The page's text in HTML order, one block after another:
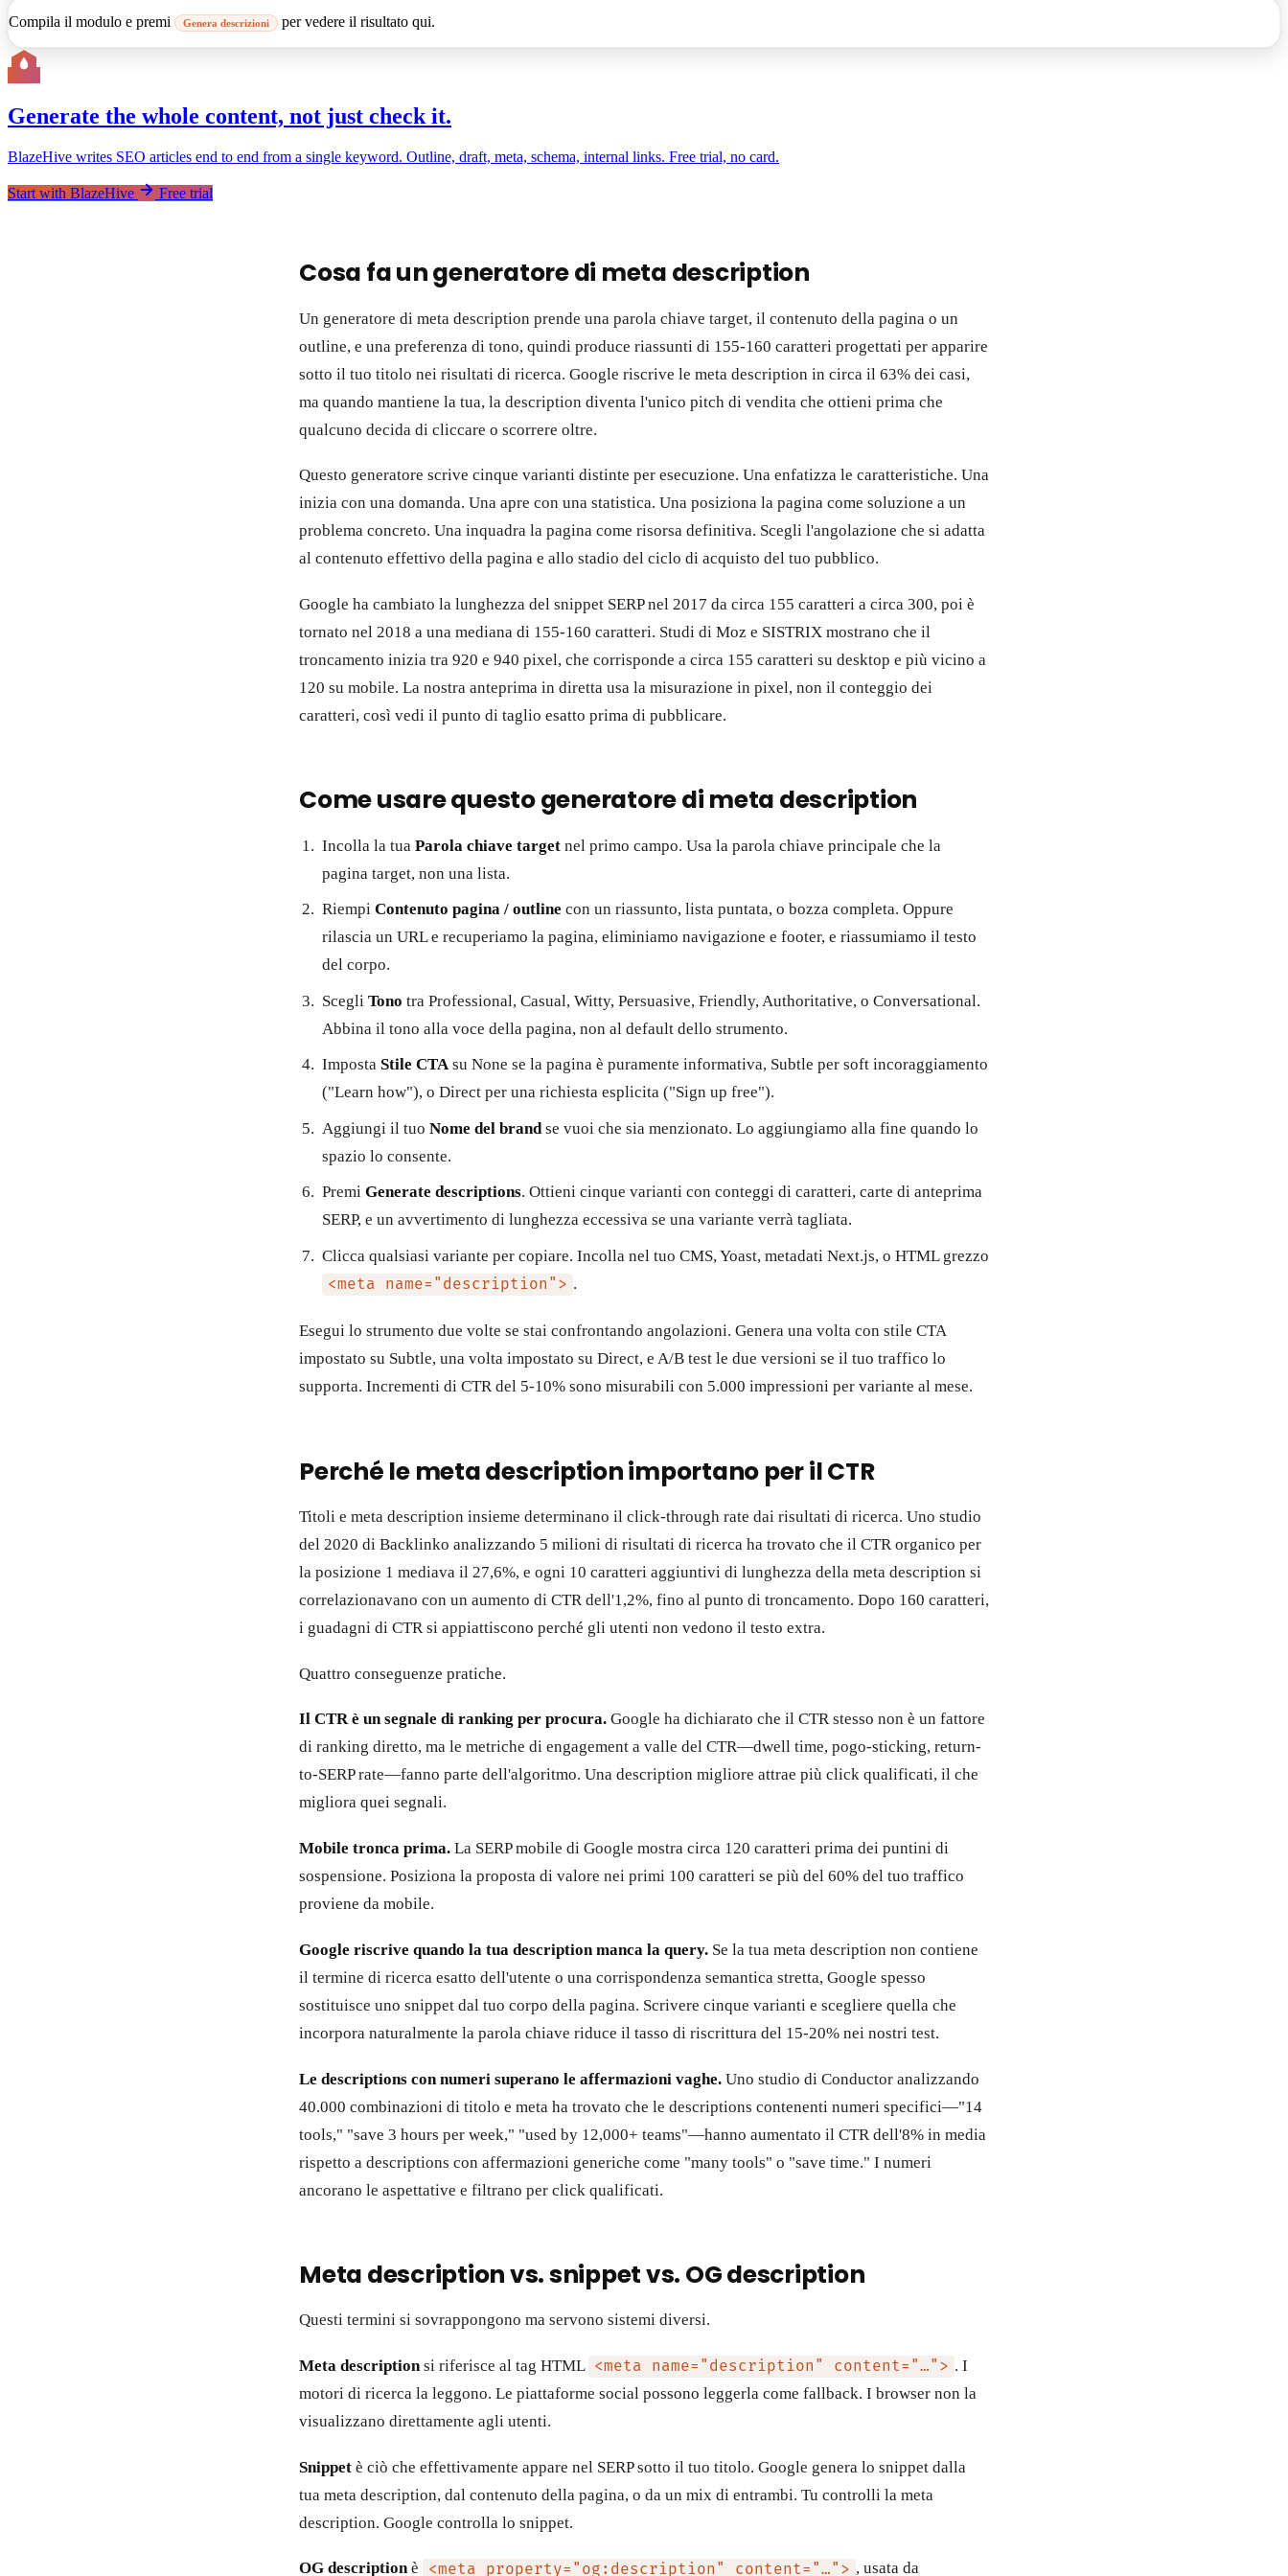
Compila il modulo e premi Genera descrizioni per vedere il risultato qui.
Generate the whole content, not just check it.
BlazeHive writes SEO articles end to end from a single keyword. Outline, draft, meta, schema, internal links. Free trial, no card.
Start with BlazeHive Free trial
Cosa fa un generatore di meta description
Un generatore di meta description prende una parola chiave target, il contenuto della pagina o un
outline, e una preferenza di tono, quindi produce riassunti di 155-160 caratteri progettati per apparire
sotto il tuo titolo nei risultati di ricerca. Google riscrive le meta description in circa il 63% dei casi,
ma quando mantiene la tua, la description diventa l'unico pitch di vendita che ottieni prima che
qualcuno decida di cliccare o scorrere oltre.
Questo generatore scrive cinque varianti distinte per esecuzione. Una enfatizza le caratteristiche. Una
inizia con una domanda. Una apre con una statistica. Una posiziona la pagina come soluzione a un
problema concreto. Una inquadra la pagina come risorsa definitiva. Scegli l'angolazione che si adatta
al contenuto effettivo della pagina e allo stadio del ciclo di acquisto del tuo pubblico.
Google ha cambiato la lunghezza del snippet SERP nel 2017 da circa 155 caratteri a circa 300, poi è
tornato nel 2018 a una mediana di 155-160 caratteri. Studi di Moz e SISTRIX mostrano che il
troncamento inizia tra 920 e 940 pixel, che corrisponde a circa 155 caratteri su desktop e più vicino a
120 su mobile. La nostra anteprima in diretta usa la misurazione in pixel, non il conteggio dei
caratteri, così vedi il punto di taglio esatto prima di pubblicare.
Come usare questo generatore di meta description
Incolla la tua Parola chiave target nel primo campo. Usa la parola chiave principale che la
pagina target, non una lista.
Riempi Contenuto pagina / outline con un riassunto, lista puntata, o bozza completa. Oppure
rilascia un URL e recuperiamo la pagina, eliminiamo navigazione e footer, e riassumiamo il testo
del corpo.
Scegli Tono tra Professional, Casual, Witty, Persuasive, Friendly, Authoritative, o Conversational.
Abbina il tono alla voce della pagina, non al default dello strumento.
Imposta Stile CTAsu None se la pagina è puramente informativa, Subtle per soft incoraggiamento
("Learn how"), o Direct per una richiesta esplicita ("Sign up free").
Aggiungi il tuo Nome del brandse vuoi che sia menzionato. Lo aggiungiamo alla fine quando lo
spazio lo consente.
Premi Generate descriptions. Ottieni cinque varianti con conteggi di caratteri, carte di anteprima
SERP, e un avvertimento di lunghezza eccessiva se una variante verrà tagliata.
Clicca qualsiasi variante per copiare. Incolla nel tuo CMS, Yoast, metadati Next.js, o HTML grezzo
<meta name="description"> .
Esegui lo strumento due volte se stai confrontando angolazioni. Genera una volta con stile CTA
impostato su Subtle, una volta impostato su Direct, e A/B test le due versioni se il tuo traffico lo
supporta. Incrementi di CTR del 5-10% sono misurabili con 5.000 impressioni per variante al mese.
Perché le meta description importano per il CTR
Titoli e meta description insieme determinano il click-through rate dai risultati di ricerca. Uno studio
del 2020 di Backlinko analizzando 5 milioni di risultati di ricerca ha trovato che il CTR organico per
la posizione 1 mediava il 27,6%, e ogni 10 caratteri aggiuntivi di lunghezza della meta description si
correlazionavano con un aumento di CTR dell'1,2%, fino al punto di troncamento. Dopo 160 caratteri,
i guadagni di CTR si appiattiscono perché gli utenti non vedono il testo extra.
Quattro conseguenze pratiche.
Il CTR è un segnale di ranking per procura. Google ha dichiarato che il CTR stesso non è un fattore
di ranking diretto, ma le metriche di engagement a valle del CTR—dwell time, pogo-sticking, return-
to-SERP rate—fanno parte dell'algoritmo. Una description migliore attrae più click qualificati, il che
migliora quei segnali.
Mobile tronca prima. La SERP mobile di Google mostra circa 120 caratteri prima dei puntini di
sospensione. Posiziona la proposta di valore nei primi 100 caratteri se più del 60% del tuo traffico
proviene da mobile.
Google riscrive quando la tua description manca la query. Se la tua meta description non contiene
il termine di ricerca esatto dell'utente o una corrispondenza semantica stretta, Google spesso
sostituisce uno snippet dal tuo corpo della pagina. Scrivere cinque varianti e scegliere quella che
incorpora naturalmente la parola chiave riduce il tasso di riscrittura del 15-20% nei nostri test.
Le descriptions con numeri superano le affermazioni vaghe. Uno studio di Conductor analizzando
40.000 combinazioni di titolo e meta ha trovato che le descriptions contenenti numeri specifici—"14
tools," "save 3 hours per week," "used by 12,000+ teams"—hanno aumentato il CTR dell'8% in media
rispetto a descriptions con affermazioni generiche come "many tools" o "save time." I numeri
ancorano le aspettative e filtrano per click qualificati.
Meta description vs. snippet vs. OG description
Questi termini si sovrappongono ma servono sistemi diversi.
Meta descriptionsi riferisce al tag HTML <meta name="description" content="…"> . I
motori di ricerca la leggono. Le piattaforme social possono leggerla come fallback. I browser non la
visualizzano direttamente agli utenti.
Snippet è ciò che effettivamente appare nel SERP sotto il tuo titolo. Google genera lo snippet dalla
tua meta description, dal contenuto della pagina, o da un mix di entrambi. Tu controlli la meta
description. Google controlla lo snippet.
OG descriptionè <meta property="og:description" content="…"> , usata da